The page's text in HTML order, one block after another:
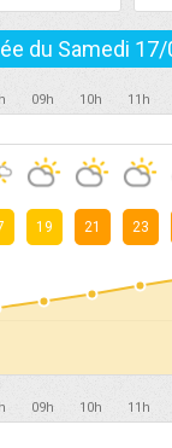
du Samedi 17/
09h 10h 11h
19 21 23
09h 10h 11h